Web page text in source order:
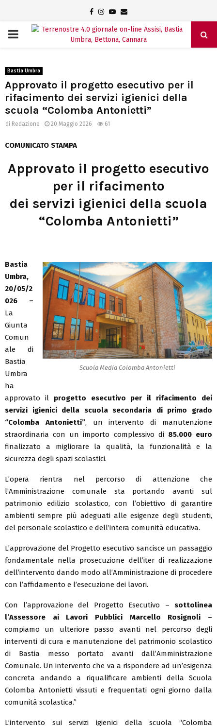
Facebook
Instagram
Youtube
Email
PRIMARY
Bastia Umbra
Approvato il progetto esecutivo per il
rifacimento dei servizi igienici della
scuola “Colomba Antonietti”
di Redazione 20 Maggio 2026 61
COMUNICATO STAMPA
Approvato il progetto esecutivo
per il rifacimento
dei servizi igienici della scuola
“Colomba Antonietti”
Scuola Media Colomba Antonietti
Bastia
Umbra,
20/05/2
026 –
La
Giunta
Comun
ale di
Bastia
Umbra
ha
approvato il progetto esecutivo per il rifacimento dei
servizi igienici della scuola secondaria di primo grado
“Colomba Antonietti”, un intervento di manutenzione
straordinaria con un importo complessivo di 85.000 euro
finalizzato a migliorare la qualità, la funzionalità e la
sicurezza degli spazi scolastici.
L’opera rientra nel percorso di attenzione che
l’Amministrazione comunale sta portando avanti sul
patrimonio edilizio scolastico, con l’obiettivo di garantire
ambienti sempre più adeguati alle esigenze degli studenti,
del personale scolastico e dell’intera comunità educativa.
L’approvazione del Progetto esecutivo sancisce un passaggio
fondamentale nella prosecuzione dell’iter di realizzazione
dell’intervento dando modo all’Amministrazione di procedere
con l’affidamento e l’esecuzione dei lavori.
Con l’approvazione del Progetto Esecutivo – sottolinea
l’Assessore ai Lavori Pubblici Marcello Rosignoli –
compiamo un ulteriore passo avanti nel percorso degli
interventi di cura e manutenzione del patrimonio scolastico
di Bastia messo portato avanti dall’Amministrazione
Comunale. Un intervento che va a rispondere ad un’esigenza
concreta andando a riqualificare ambienti della Scuola
Colomba Antonietti vissuti e frequentati ogni giorno dalla
comunità scolastica.”
L’intervento sui servizi igienici della scuola “Colomba